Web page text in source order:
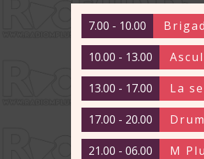
7.00 - 10.00
10.00 - 13.00
13.00 - 17.00 La
17.00 - 20.00
21.00 - 06.00 M